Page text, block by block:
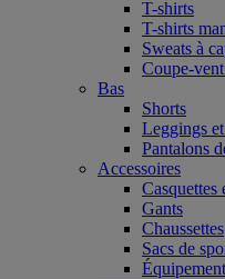
T-shirts
T-shirts
Sweats à
Coupe-
Bas
Shorts
Leggings
Pantalons
Accessoires
Casquettes
Gants
Chaussettes
Sacs de
Équipement